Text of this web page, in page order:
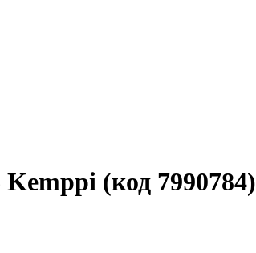
(код 7990784)